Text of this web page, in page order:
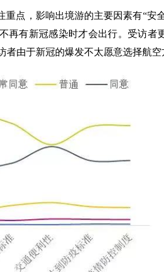
重点，影响出境游的主要因素有“安
再有新冠感染时才会出行。受访者
者由于新冠的爆发不太愿意选择航